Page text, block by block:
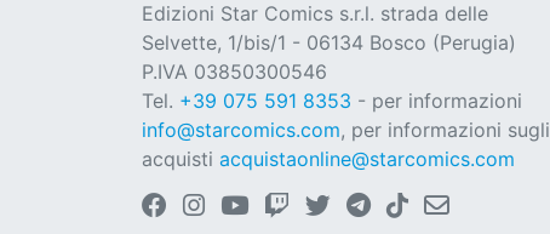
Edizioni Star Comics s.r.l. strada delle
Selvette, 1/bis/1 - 06134 Bosco (Perugia)
P.IVA 03850300546
Tel. +39 075 591 8353 - per informazioni
info@starcomics.com, per informazioni sugli
acquisti acquistaonline@starcomics.com